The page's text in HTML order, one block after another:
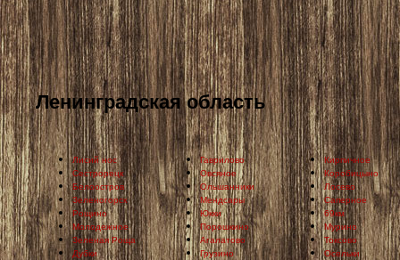
Ленинградская область
Лисий нос
Сестрорецк
Белоостров
Зеленогорск
Рощино
Молодежное
Зеленая Роща
Дубки
Гаврилово
Овсяное
Ольшанники
Мендсары
Юкки
Порошкино
Агалатово
Грузино
Кирпичное
Коробицыно
Лосево
Саперное
69км
Мурино
Токсово
Осельки